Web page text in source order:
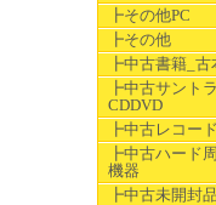
┣その他PC
┣その他
┣中古書籍_古
┣中古サントラ
CDDVD
┣中古レコード
┣中古ハード
機器
┣中古未開封品